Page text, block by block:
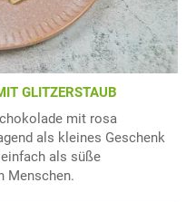
GLITZERSTAUB
mit rosa
als kleines Geschenk
als süße
Menschen.